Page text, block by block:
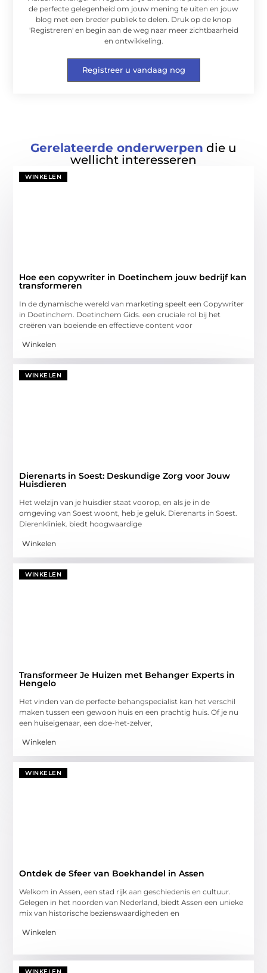
de perfecte gelegenheid om jouw mening te uiten en jouw
blog met een breder publiek te delen. Druk op de knop
'Registreren' en begin aan de weg naar meer zichtbaarheid
en ontwikkeling.
Registreer u vandaag nog
Gerelateerde onderwerpen die u
wellicht interesseren
WINKELEN
Hoe een copywriter in Doetinchem jouw bedrijf kan
transformeren
In de dynamische wereld van marketing speelt een Copywriter
in Doetinchem. Doetinchem Gids. een cruciale rol bij het
creëren van boeiende en effectieve content voor
Winkelen
WINKELEN
Dierenarts in Soest: Deskundige Zorg voor Jouw
Huisdieren
Het welzijn van je huisdier staat voorop, en als je in de
omgeving van Soest woont, heb je geluk. Dierenarts in Soest.
Dierenkliniek. biedt hoogwaardige
Winkelen
WINKELEN
Transformeer Je Huizen met Behanger Experts in
Hengelo
Het vinden van de perfecte behangspecialist kan het verschil
maken tussen een gewoon huis en een prachtig huis. Of je nu
een huiseigenaar, een doe-het-zelver,
Winkelen
WINKELEN
Ontdek de Sfeer van Boekhandel in Assen
Welkom in Assen, een stad rijk aan geschiedenis en cultuur.
Gelegen in het noorden van Nederland, biedt Assen een unieke
mix van historische bezienswaardigheden en
Winkelen